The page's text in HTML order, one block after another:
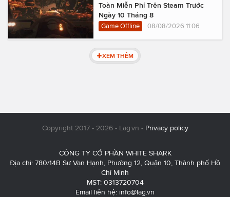
Toàn Miễn Phí Trên Steam Trước
Ngày 10 Tháng 8
Game Offline 08/08/2026 11:06
XEM THÊM
Copyright 2017 - 2026 - Lag.vn - Privacy policy
CÔNG TY CỔ PHẦN WHITE SHARK
Địa chỉ: 780/14B Sư Vạn Hạnh, Phường 12, Quận 10, Thành phố Hồ
Chí Minh
MST: 0313720704
Email liên hệ: info@lag.vn